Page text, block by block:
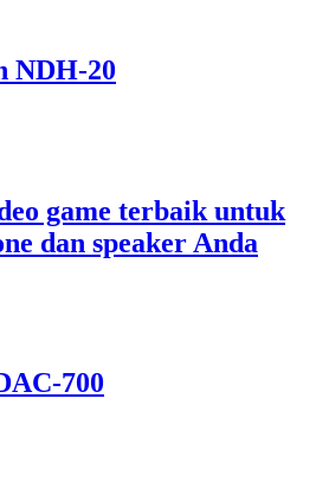
NDH-20
game terbaik untuk
dan speaker Anda
700